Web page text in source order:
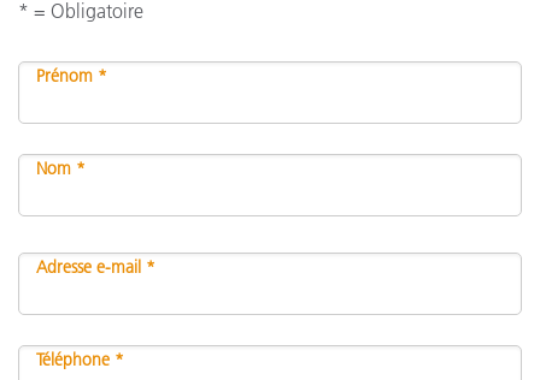
* = Obligatoire
Prénom *
Nom *
Adresse e-mail *
Téléphone *